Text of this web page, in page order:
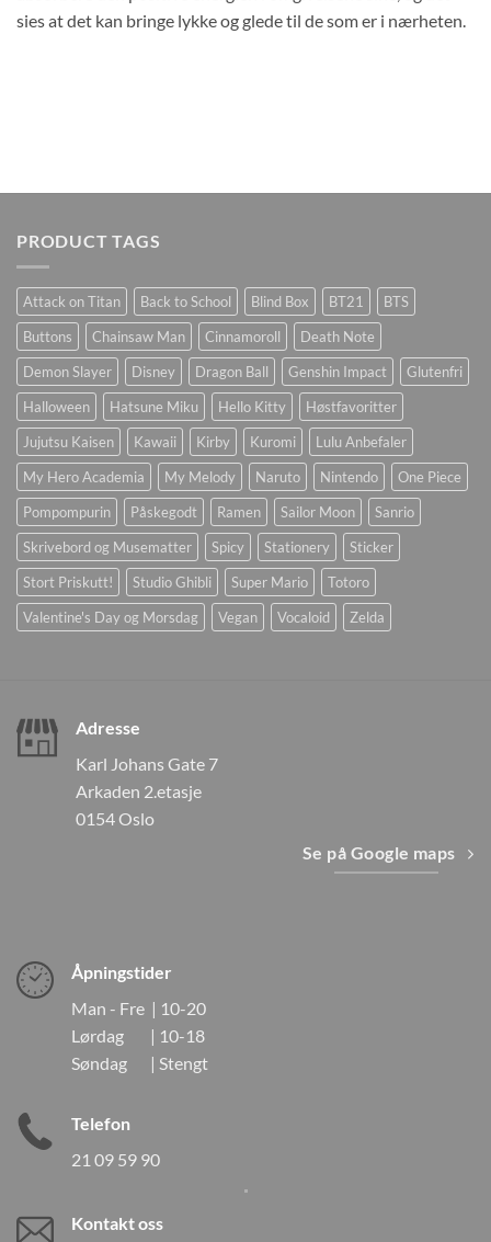
sies at det kan bringe lykke og glede til de som er i nærheten.
PRODUCT TAGS
Attack on Titan Back to School Blind Box BT21
BTS
Buttons
Chainsaw Man Cinnamoroll
Death Note
Demon Slayer
Disney Dragon Ball Genshin Impact
Glutenfri
Halloween
Hatsune Miku Hello Kitty
Høstfavoritter
Jujutsu Kaisen
Kawaii Kirby Kuromi
Lulu Anbefaler
My Hero Academia
My Melody Naruto Nintendo
One Piece
Pompompurin
Påskegodt Ramen Sailor Moon
Sanrio
Skrivebord og Musematter
Spicy Stationery
Sticker
Stort Priskutt!
Studio Ghibli Super Mario
Totoro
Valentine's Day og Morsdag
Vegan Vocaloid Zelda
Adresse
Karl Johans Gate 7
Arkaden 2.etasje
0154 Oslo
Se på Google maps
Åpningstider
Man - Fre | 10-20
Lørdag | 10-18
Søndag | Stengt
Telefon
21 09 59 90
Kontakt oss